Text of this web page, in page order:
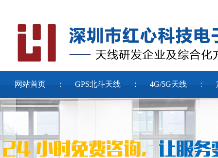
网站首页 GPS北斗天线 4G/5G天线